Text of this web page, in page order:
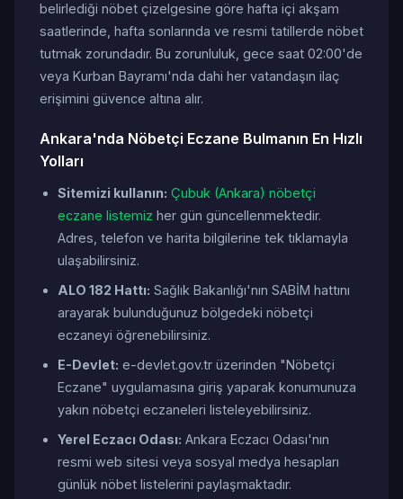
belirlediği nöbet çizelgesine göre hafta içi akşam
saatlerinde, hafta sonlarında ve resmi tatillerde nöbet
tutmak zorundadır. Bu zorunluluk, gece saat 02:00'de
veya Kurban Bayramı'nda dahi her vatandaşın ilaç
erişimini güvence altına alır.
Ankara'nda Nöbetçi Eczane Bulmanın En Hızlı
Yolları
Sitemizi kullanın: Çubuk (Ankara) nöbetçi
eczane listemiz her gün güncellenmektedir.
Adres, telefon ve harita bilgilerine tek tıklamayla
ulaşabilirsiniz.
ALO 182 Hattı: Sağlık Bakanlığı'nın SABİM hattını
arayarak bulunduğunuz bölgedeki nöbetçi
eczaneyi öğrenebilirsiniz.
E-Devlet: e-devlet.gov.tr üzerinden "Nöbetçi
Eczane" uygulamasına giriş yaparak konumunuza
yakın nöbetçi eczaneleri listeleyebilirsiniz.
Yerel Eczacı Odası: Ankara Eczacı Odası'nın
resmi web sitesi veya sosyal medya hesapları
günlük nöbet listelerini paylaşmaktadır.